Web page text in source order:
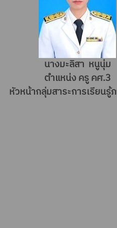
นางมะลิสา หนูนุ่ม
ตำแหน่ง ครู คศ.3
หัวหน้ากลุ่มสาระการเรียนรู้